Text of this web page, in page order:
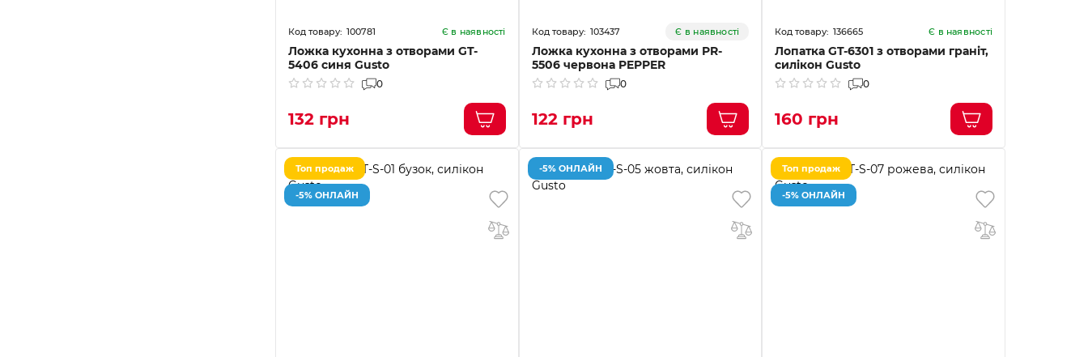
100781 Є в наявності
Ложка кухонна з отворами GT-
5406 синя Gusto
0
132 грн
103437 Є в наявності
Ложка кухонна з отворами PR-
5506 червона PEPPER
0
122 грн
136665 Є в наявності
Лопатка GT-6301 з отворами граніт,
силікон Gusto
0
160 грн
Топ продаж
-5% ОНЛАЙН
-5% ОНЛАЙН Топ продаж
-5% ОНЛАЙН